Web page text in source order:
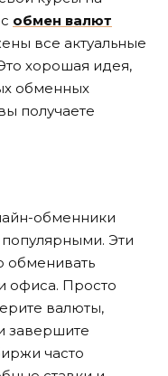
обмен валют
все актуальные
хорошая идея,
обменных
получаете
обменники
Эти
обменивать
офиса. Просто
валюты,
завершите
часто